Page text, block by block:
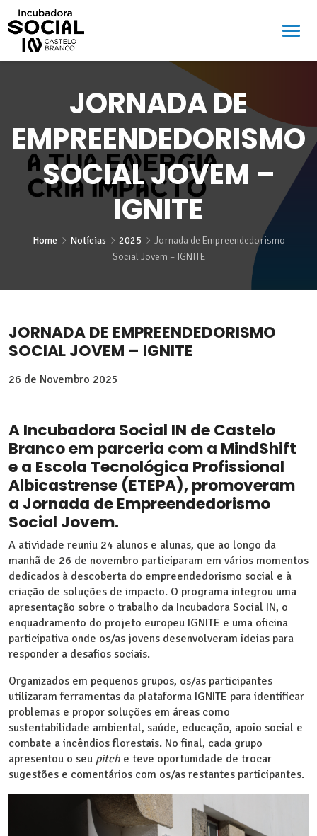
JORNADA DE
EMPREENDEDORISMO
SOCIAL JOVEM –
IGNITE
Home Notícias 2025
Jornada de Empreendedorismo
Social Jovem – IGNITE
JORNADA DE EMPREENDEDORISMO
SOCIAL JOVEM – IGNITE
26 de Novembro 2025
A Incubadora Social IN de Castelo
Branco em parceria com a MindShift
e a Escola Tecnológica Profissional
Albicastrense (ETEPA), promoveram
a Jornada de Empreendedorismo
Social Jovem.
A atividade reuniu 24 alunos e alunas, que ao longo da
manhã de 26 de novembro participaram em vários momentos
dedicados à descoberta do empreendedorismo social e à
criação de soluções de impacto. O programa integrou uma
apresentação sobre o trabalho da Incubadora Social IN, o
enquadramento do projeto europeu IGNITE e uma oficina
participativa onde os/as jovens desenvolveram ideias para
responder a desafios sociais.
Organizados em pequenos grupos, os/as participantes
utilizaram ferramentas da plataforma IGNITE para identificar
problemas e propor soluções em áreas como
sustentabilidade ambiental, saúde, educação, apoio social e
combate a incêndios florestais. No final, cada grupo
apresentou o seu pitch e teve oportunidade de trocar
sugestões e comentários com os/as restantes participantes.